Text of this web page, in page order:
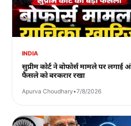
INDIA
सुप्रीम कोर्ट ने बोफोर्स मामले पर
फैसले को बरकरार रखा
Apurva Choudhary•7/8/2026